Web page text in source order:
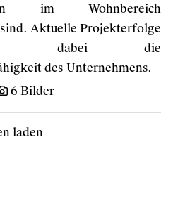
im Wohnbereich
Aktuelle Projekterfolge
dabei die
des Unternehmens.
6 Bilder
laden